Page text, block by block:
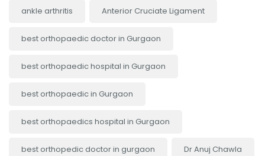
ankle arthritis Anterior Cruciate Ligament
best orthopaedic doctor in Gurgaon
best orthopaedic hospital in Gurgaon
best orthopaedic in Gurgaon
best orthopaedics hospital in Gurgaon
best orthopedic doctor in gurgaon Dr Anuj Chawla